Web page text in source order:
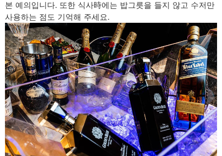
본 예의입니다. 또한 식사時에는 밥그릇을 들지 않고 수저만
사용하는 점도 기억해 주세요.